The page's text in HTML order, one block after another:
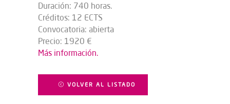
Duración: 740 horas.
Créditos: 12 ECTS
Convocatoria: abierta
Precio: 1920 €
Más información.
VOLVER AL LISTADO